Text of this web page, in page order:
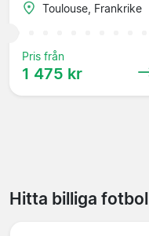
Toulouse, Frankrike
Pris från
1 475 kr
Hitta billiga